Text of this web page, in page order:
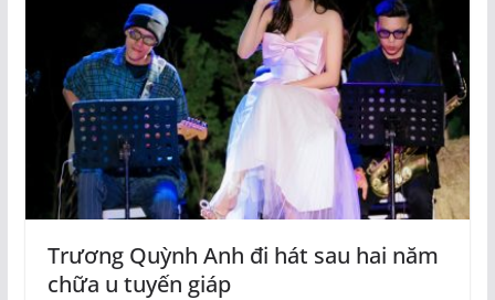
Trương Quỳnh Anh đi hát sau hai năm
chữa u tuyến giáp